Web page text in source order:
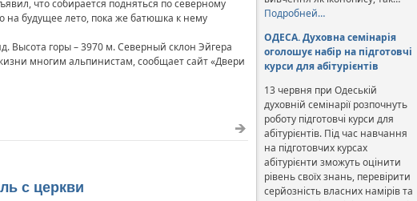
что собирается подняться по северному
на будущее лето, пока же батюшка к нему
Высота горы – 3970 м. Северный склон Эйгера
многим альпинистам, сообщает сайт «Двери
с церкви
Подробней…
ОДЕСА. Духовна семінарія
оголошує набір на підготовчі
курси для абітурієнтів
13 червня при Одеській
духовній семінарії розпочнуть
роботу підготовчі курси для
абітурієнтів. Під час навчання
на підготовчих курсах
абітурієнти зможуть оцінити
рівень своїх знань, перевірити
серйозність власних намірів та